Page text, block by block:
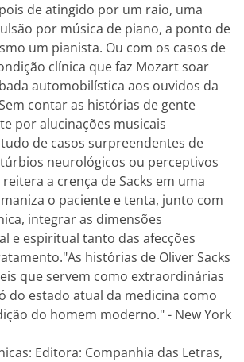
de atingido por um raio, uma
por música de piano, a ponto de
um pianista. Ou com os casos de
clínica que faz Mozart soar
automobilística aos ouvidos da
contar as histórias de gente
por alucinações musicais
de casos surpreendentes de
neurológicos ou perceptivos
a crença de Sacks em uma
o paciente e tenta, junto com
integrar as dimensões
e espiritual tanto das afecções
histórias de Oliver Sacks
que servem como extraordinárias
do estado atual da medicina como
do homem moderno." - New York
Editora: Companhia das Letras,